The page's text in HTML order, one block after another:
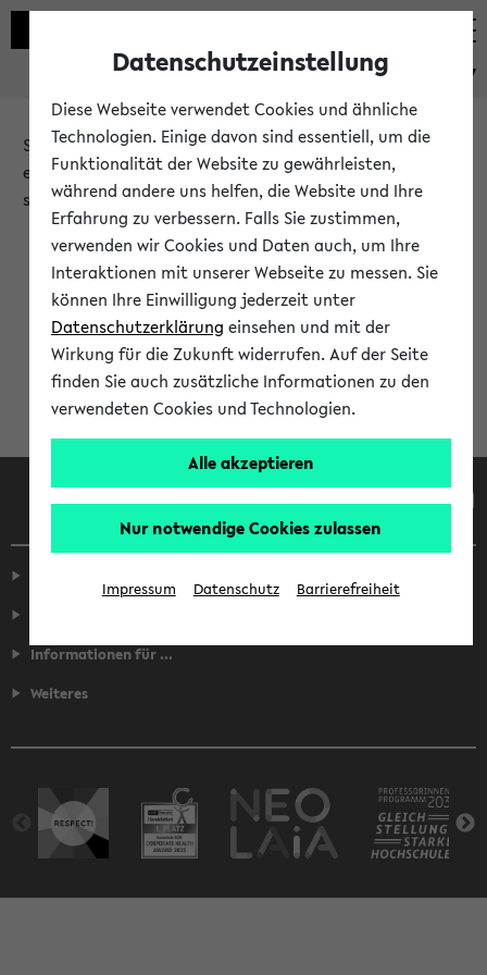
eKVV
Sie möchten auf eine eKVV Funktion zugreifen, die Ihnen
erst nach einer Anmeldung am System zur Verfügung
steht.
Bitte melden Sie sich an:
Anmeldung am eKVV
Informationen für ...
Weiteres
Datenschutzeinstellung
Diese Webseite verwendet Cookies und ähnliche
Technologien. Einige davon sind essentiell, um die
Funktionalität der Website zu gewährleisten,
während andere uns helfen, die Website und Ihre
Erfahrung zu verbessern. Falls Sie zustimmen,
verwenden wir Cookies und Daten auch, um Ihre
Interaktionen mit unserer Webseite zu messen. Sie
können Ihre Einwilligung jederzeit unter
Datenschutzerklärung einsehen und mit der
Wirkung für die Zukunft widerrufen. Auf der Seite
finden Sie auch zusätzliche Informationen zu den
verwendeten Cookies und Technologien.
Alle akzeptieren
Nur notwendige Cookies zulassen
Impressum Datenschutz Barrierefreiheit